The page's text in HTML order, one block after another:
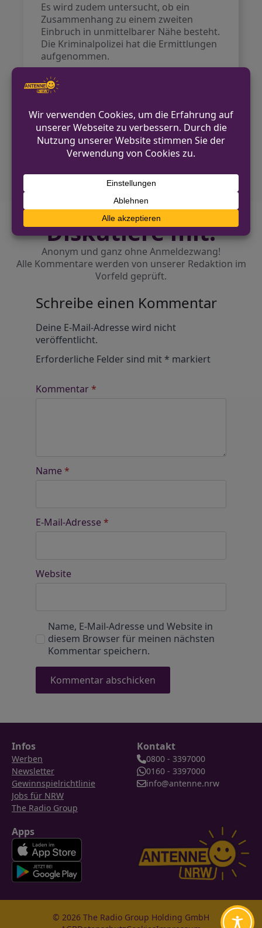
Es wird zudem untersucht, ob ein
Zusammenhang zu einem zweiten
Einbruch in unmittelbarer Nähe besteht.
Die Kriminalpolizei hat die Ermittlungen
aufgenommen.
Bundespolizei sichert Waffe und Messer im
Hauptbahnhof Münster
NÄCHSTER BEITRAG
Einbruch in Rösrather Erdgeschosswohnung
Diskutiere mit!
Anonym und ganz ohne Anmeldezwang!
Alle Kommentare werden von unserer Redaktion im
Vorfeld geprüft.
Schreibe einen Kommentar
Deine E-Mail-Adresse wird nicht
veröffentlicht.
Erforderliche Felder sind mit * markiert
Kommentar*
Name *
E-Mail-Adresse *
Website
Name, E-Mail-Adresse und Website in
diesem Browser für meinen nächsten
Kommentar speichern.
Infos
Werben
Newsletter
Gewinnspielrichtlinie
Jobs für NRW
The Radio Group
Kontakt
0800 - 3397000
0160 - 3397000
info@antenne.nrw
Apps
© 2026 The Radio Group Holding GmbH